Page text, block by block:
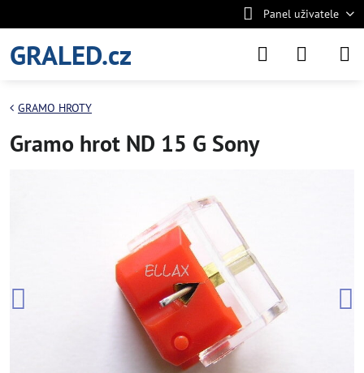
Panel uživatele
GRALED.cz
GRAMO HROTY
Gramo hrot ND 15 G Sony